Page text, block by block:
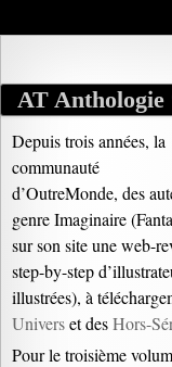
AT Anthologie
Depuis trois années, la
communauté
d’OutreMonde, des
genre Imaginaire
sur son site une web-
step-by-step
illustrées), à
Universet desHors-
Pour le troisième